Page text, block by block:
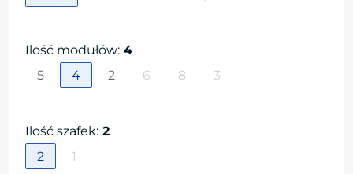
Ilość modułów: 4
5
4 2 6 8 3
Ilość szafek: 2
2
1